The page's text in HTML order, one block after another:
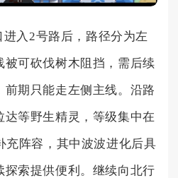
入2号路后，路径分为左
被可砍伐树木阻挡，需后续
期只能走左侧主线。沿路
等野生精灵，等级集中在
充阵容，其中波波进化后具
探索提供便利。继续向北行